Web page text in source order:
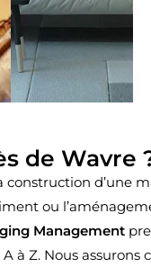
de Wavre
construction d’une
ou
Management
à Z. Nous assurons